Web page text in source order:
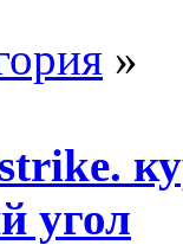
»
угол